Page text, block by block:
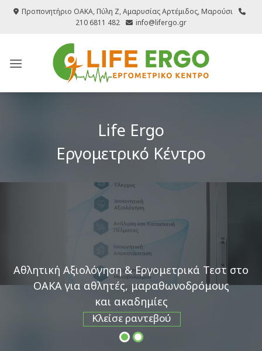
ΜετάβασηΠροπονητήριο ΟΑΚΑ, Πύλη Ζ, Αμαρυσίας Αρτέμιδος, Μαρούσι
210 6811 482
info@lifergo.gr
Life Ergo
Εργομετρικό Κέντρο
Αθλητική Αξιολόγηση & Εργομετρικά Τεστ στο
ΟΑΚΑ για αθλητές, μαραθωνοδρόμους
και ακαδημίες
Κλείσε ραντεβού